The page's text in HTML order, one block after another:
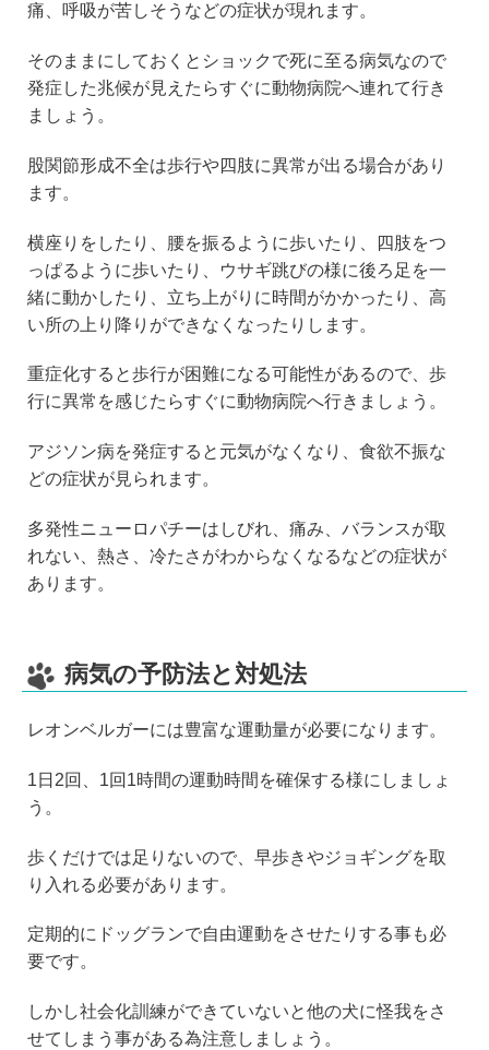
痛、呼吸が苦しそうなどの症状が現れます。
そのままにしておくとショックで死に至る病気なので
発症した兆候が見えたらすぐに動物病院へ連れて行き
ましょう。
股関節形成不全は歩行や四肢に異常が出る場合があり
ます。
横座りをしたり、腰を振るように歩いたり、四肢をつ
っぱるように歩いたり、ウサギ跳びの様に後ろ足を一
緒に動かしたり、立ち上がりに時間がかかったり、高
い所の上り降りができなくなったりします。
重症化すると歩行が困難になる可能性があるので、歩
行に異常を感じたらすぐに動物病院へ行きましょう。
アジソン病を発症すると元気がなくなり、食欲不振な
どの症状が見られます。
多発性ニューロパチーはしびれ、痛み、バランスが取
れない、熱さ、冷たさがわからなくなるなどの症状が
あります。
病気の予防法と対処法
レオンベルガーには豊富な運動量が必要になります。
1日2回、1回1時間の運動時間を確保する様にしましょ
う。
歩くだけでは足りないので、早歩きやジョギングを取
り入れる必要があります。
定期的にドッグランで自由運動をさせたりする事も必
要です。
しかし社会化訓練ができていないと他の犬に怪我をさ
せてしまう事がある為注意しましょう。